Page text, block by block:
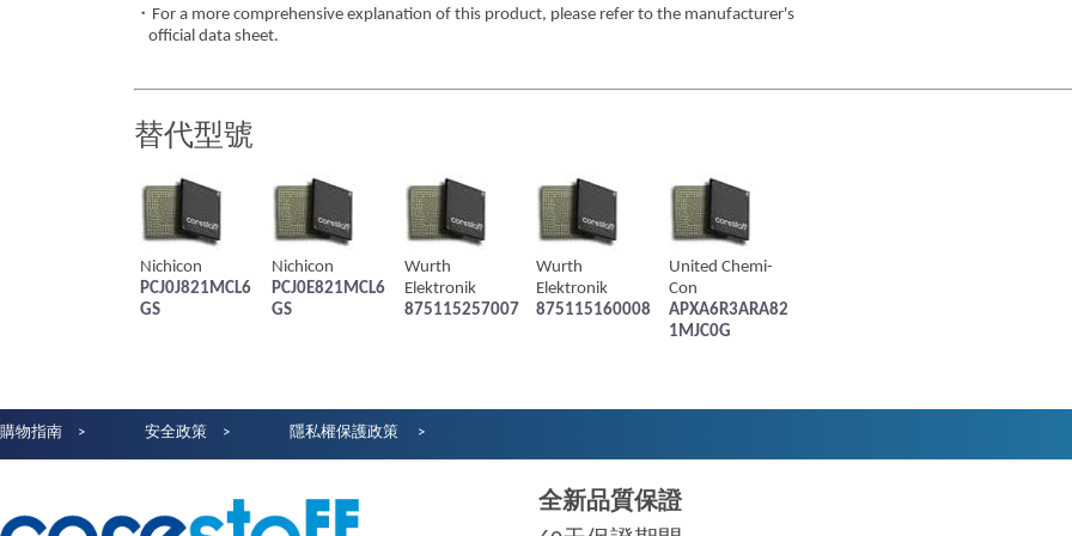
・For a more comprehensive explanation of this product, please refer to the manufacturer's
official data sheet.
替代型號
Nichicon
PCJ0J821MCL6
GS
Nichicon
PCJ0E821MCL6
GS
Wurth
Elektronik
875115257007
Wurth
Elektronik
875115160008
United Chemi-
Con
APXA6R3ARA82
1MJC0G
購物指南 安全政策 隱私權保護政策
全新品質保證